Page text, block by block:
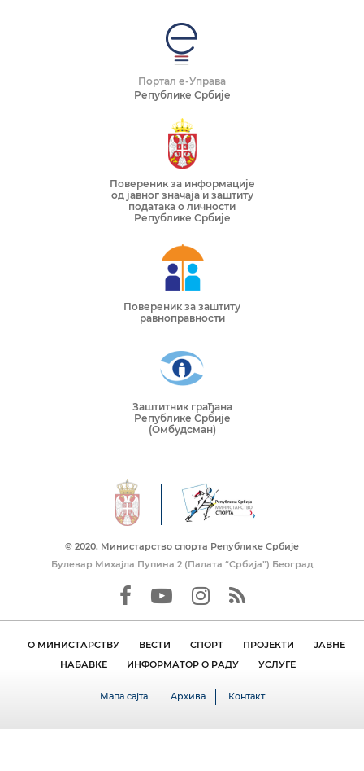
Портал е-Управа
Републике Србије
Повереник за информације
од јавног значаја и заштиту
података о личности
Републике Србије
Повереник за заштиту
равноправности
Заштитник грађана
Републике Србије
(Омбудсман)
© 2020. Mинистарство спорта Републике Србије
Булевар Михајла Пупина 2 (Палата “Србија”) Београд
О МИНИСТАРСТВУ ВЕСТИ СПОРТ ПРОЈЕКТИ
ЈАВНЕ
НАБАВКЕ
ИНФОРМАТОР О РАДУ УСЛУГЕ
Мапа сајта Архива Контакт